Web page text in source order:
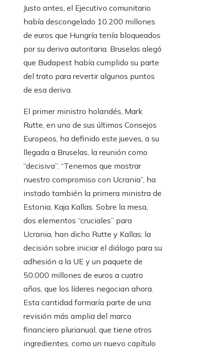
Justo antes, el Ejecutivo comunitario
había descongelado 10.200 millones
de euros que Hungría tenía bloqueados
por su deriva autoritaria. Bruselas alegó
que Budapest había cumplido su parte
del trato para revertir algunos puntos
de esa deriva.
El primer ministro holandés, Mark
Rutte, en uno de sus últimos Consejos
Europeos, ha definido este jueves, a su
llegada a Bruselas, la reunión como
“decisiva”. “Tenemos que mostrar
nuestro compromiso con Ucrania”, ha
instado también la primera ministra de
Estonia, Kaja Kallas. Sobre la mesa,
dos elementos “cruciales” para
Ucrania, han dicho Rutte y Kallas: la
decisión sobre iniciar el diálogo para su
adhesión a la UE y un paquete de
50.000 millones de euros a cuatro
años, que los líderes negocian ahora.
Esta cantidad formaría parte de una
revisión más amplia del marco
financiero plurianual, que tiene otros
ingredientes, como un nuevo capítulo